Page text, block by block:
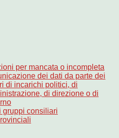
per mancata o incompleta
dei dati da parte dei
di incarichi politici, di
di direzione o di
gruppi consiliari